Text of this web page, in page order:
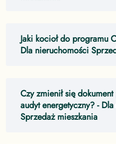
Jaki kocioł do programu
Dla nieruchomości
Czy zmienił się
audyt energetyczny?-
Sprzedaż mieszkania